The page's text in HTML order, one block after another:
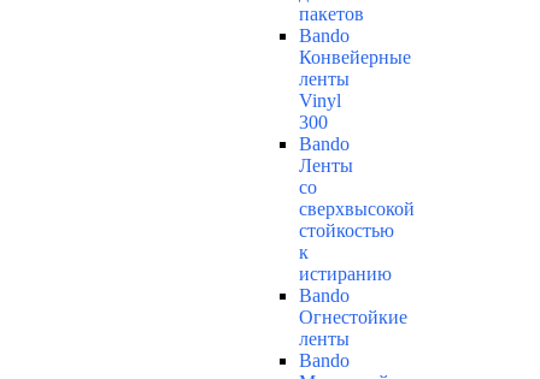
пакетов
Bando
Конвейерные
ленты
Vinyl
300
Bando
Ленты
со
сверхвысокой
стойкостью
к
истиранию
Bando
Огнестойкие
ленты
Bando